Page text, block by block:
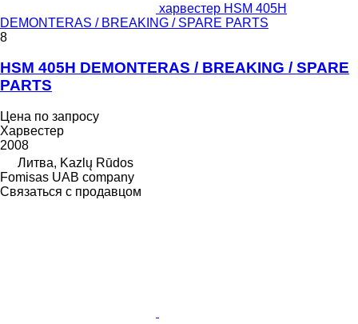
харвестер HSM 405H
DEMONTERAS / BREAKING / SPARE PARTS
8
HSM 405H DEMONTERAS / BREAKING / SPARE
PARTS
Цена по запросу
Харвестер
2008
Литва, Kazlų Rūdos
Fomisas UAB company
Связаться с продавцом